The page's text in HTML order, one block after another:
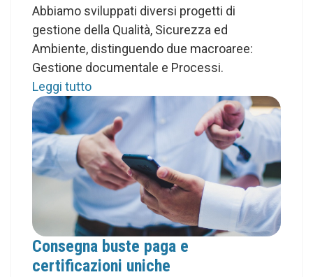
Abbiamo sviluppati diversi progetti di
gestione della Qualità, Sicurezza ed
Ambiente, distinguendo due macroaree:
Gestione documentale e Processi.
Leggi tutto
Consegna buste paga e
certificazioni uniche